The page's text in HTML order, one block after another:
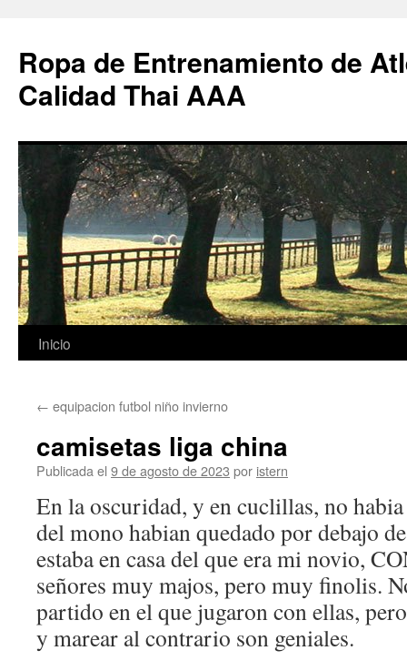
Ropa de Entrenamiento de
Calidad Thai AAA
Saltar
contenido
Inicio
← equipacion futbol niño invierno
camisetas liga china
Publicada el 9 de agosto de 2023 por istern
En la oscuridad, y en cuclillas, no
del mono habian quedado por debajo
estaba en casa del que era mi novio,
señores muy majos, pero muy finolis.
partido en el que jugaron con ellas,
y marear al contrario son geniales.